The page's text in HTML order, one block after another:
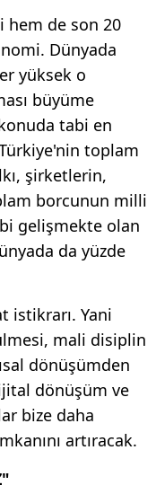
hem de son 20
Dünyada
yüksek o
büyüme
tabi en
toplam
şirketlerin,
borcunun milli
gelişmekte olan
da yüzde
istikrarı. Yani
mali disiplin
dönüşümden
dönüşüm ve
bize daha
artıracak.